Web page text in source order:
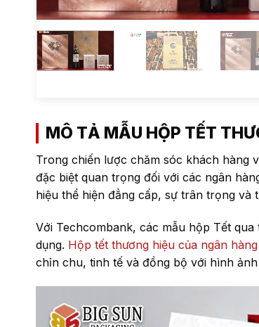
MÔ TẢ MẪU HỘP TẾT
Trong chiến lược chăm sóc khách hàng
đặc biệt quan trọng đối với các ngân
hiệu thể hiện đẳng cấp, sự trân trọng và
Với Techcombank, các mẫu hộp Tết
dụng. Hộp tết thương hiệu của ngân
chỉn chu, tinh tế và đồng bộ với hình